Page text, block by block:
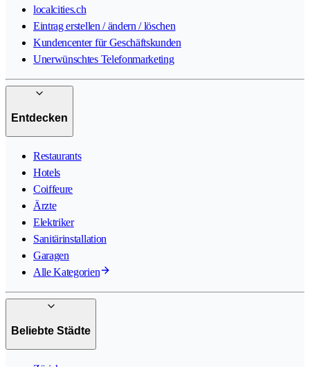
localcities.ch
Eintrag erstellen / ändern / löschen
Kundencenter für Geschäftskunden
Unerwünschtes Telefonmarketing
Entdecken
Restaurants
Hotels
Coiffeure
Ärzte
Elektriker
Sanitärinstallation
Garagen
Alle Kategorien
Beliebte Städte